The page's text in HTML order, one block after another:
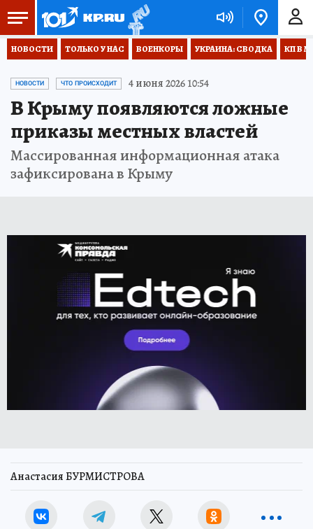
НОВОСТИ ТОЛЬКО У НАС ВОЕНКОРЫ УКРАИНА: СВОДКА КП В
НОВОСТИ ЧТО ПРОИСХОДИТ 4 июня 2026 10:54
В Крыму появляются ложные
приказы местных властей
Массированная информационная атака
зафиксирована в Крыму
Анастасия БУРМИСТРОВА